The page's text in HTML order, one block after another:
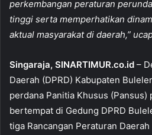
b
o
o
k
A
p
p
perkembangan peraturan
tinggi serta memperhatikan
aktual masyarakat di daerah,”
Singaraja, SINARTIMUR.co.id –
Daerah (DPRD) Kabupaten
perdana Panitia Khusus (Pansus)
bertempat di Gedung DPRD
tiga Rancangan Peraturan